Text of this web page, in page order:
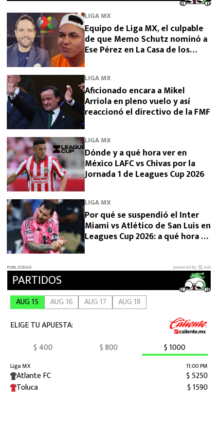
LIGA MX
Equipo de Liga MX, el culpable
de que Memo Schutz nominó a
Ese Pérez en La Casa de los
LIGA MX
Aficionado encara a Mikel
Arriola en pleno vuelo y así
reaccionó el directivo de la FMF
LIGA MX
Dónde y a qué hora ver en
México LAFC vs Chivas por la
Jornada 1 de Leagues Cup 2026
LIGA MX
Por qué se suspendió el Inter
Miami vs Atlético de San Luis en
Leagues Cup 2026: a qué hora se